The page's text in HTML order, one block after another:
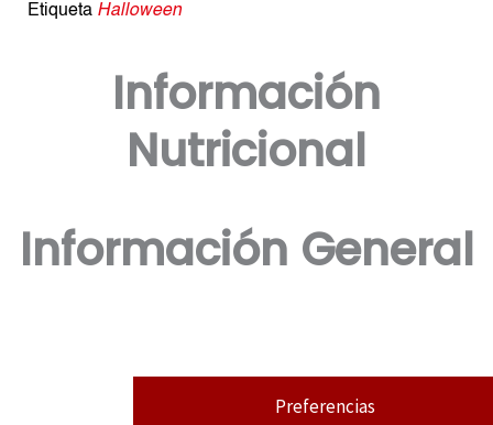
Etiqueta Halloween
Información
Nutricional
Información General
Preferencias